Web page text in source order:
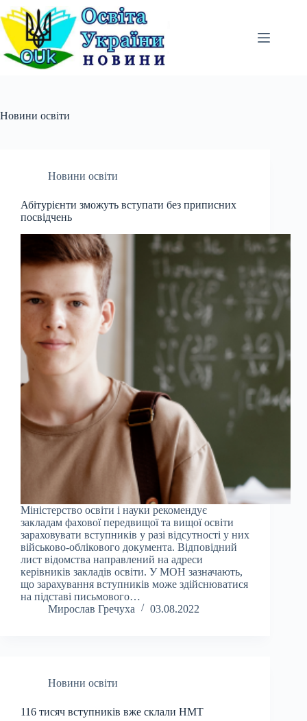
Перейти
до
вмісту
Новини освіти
Новини освіти
Абітурієнти зможуть вступати без приписних
посвідчень
Міністерство освіти і науки рекомендує
закладам фахової передвищої та вищої освіти
зараховувати вступників у разі відсутності у них
військово-облікового документа. Відповідний
лист відомства направлений на адреси
керівників закладів освіти. У МОН зазначають,
що зарахування вступників може здійснюватися
на підставі письмового…
Мирослав Гречуха
03.08.2022
Новини освіти
116 тисяч вступників вже склали НМТ